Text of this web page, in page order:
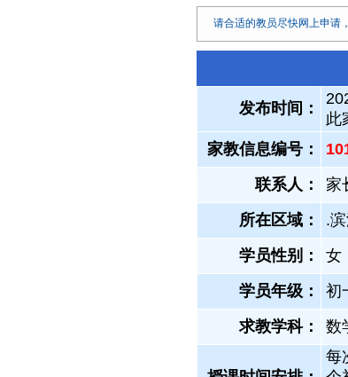
请合适的教员尽快网上申请
发布时间：
此
家教信息编号：
联系人：
家
所在区域：
.
学员性别：
女
学员年级：
初
求教学科：
数
每